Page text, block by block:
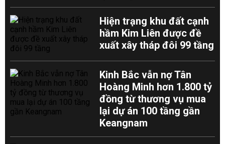
Hiện trạng khu đất cạnh
hầm Kim Liên được đề
xuất xây tháp đôi 99 tầng
Kinh Bắc vẫn nợ Tân
Hoàng Minh hơn 1.800 tỷ
đồng từ thương vụ mua
lại dự án 100 tầng gần
Keangnam